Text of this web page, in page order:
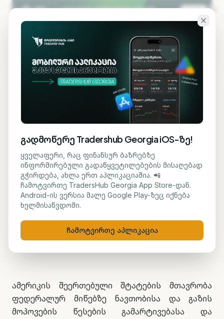
გადადი ძირითად შინაარსზე
KA EN
ᲛᲐᲙᲠᲝ
აშშ ნავთობის მოპოვების
რეგულაციებსა და
საწარმოო ხარჯებს
ამცირებს
მარიამ ქადარია 23 ივნისი, 2026 1
ამერიკის შეერთებული შტატების მთავრობა
ფედერალურ მიწებზე ნავთობისა და გაზის
მოპოვების წესების გამარტივებასა და
გადმოწერე Tradershub Georgia iOS-ზე!
ყველაფერი, რაც ფინანსურ ბაზრებზე
ინფორმირებული გადაწყვეტილებების მისაღებად
გჭირდება, ახლა ერთ აპლიკაციაშია. 📲
ჩამოტვირთე TradersHub Georgia App Store-დან.
Android-ის ვერსია მალე Google Play-ზეც იქნება
ხელმისაწვდომი.
ჩამოტვირთე აპლიკაცია